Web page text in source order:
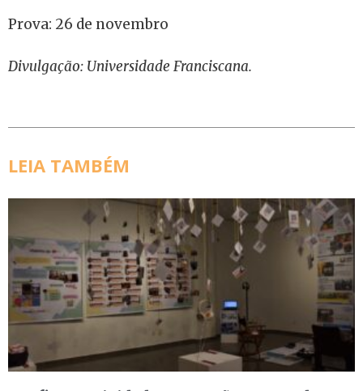
Prova: 26 de novembro
Divulgação: Universidade Franciscana.
LEIA TAMBÉM